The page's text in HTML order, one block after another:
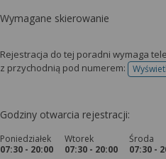
Wymagane skierowanie
Rejestracja do tej poradni wymaga
z przychodnią pod numerem:
Godziny otwarcia rejestracji:
Poniedziałek
07:30 - 20:00
Wtorek
07:30 - 20:00
Środa
07:30 -